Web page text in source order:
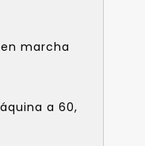
marcha
a 60,